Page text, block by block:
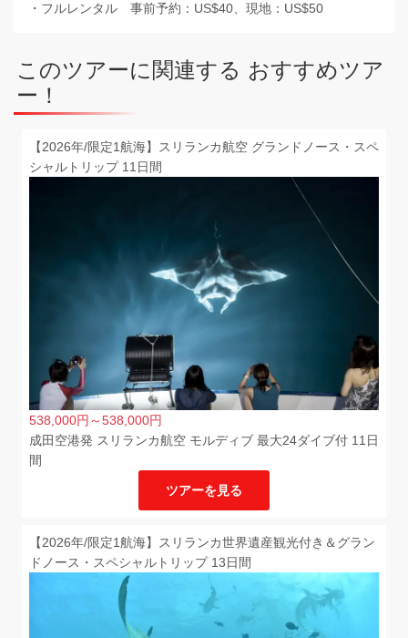
・フルレンタル 事前予約：US$40、現地：US$50
このツアーに関連する おすすめツア
ー！
【2026年/限定1航海】スリランカ航空 グランドノース・スペ
シャルトリップ 11日間
538,000円 ～538,000円
成田空港発 スリランカ航空 モルディブ 最大24ダイブ付 11日
間
ツアーを見る
【2026年/限定1航海】スリランカ世界遺産観光付き＆グラン
ドノース・スペシャルトリップ 13日間